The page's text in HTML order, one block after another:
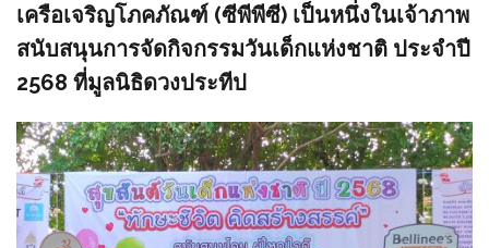
เครือเจริญโภคภัณฑ์ (ซีพีพีซี) เป็นหนึ่งในเจ้าภาพ
สนับสนุนการจัดกิจกรรมวันเด็กแห่งชาติ ประจำปี
2568 ที่มูลนิธิดวงประทีป